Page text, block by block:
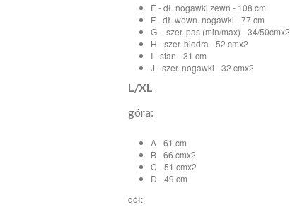
E - dł. nogawki zewn - 108 cm
F - dł. wewn. nogawki - 77 cm
G - szer. pas (min/max) - 34/50cmx2
H - szer. biodra - 52 cmx2
I - stan - 31 cm
J - szer. nogawki - 32 cmx2
L/XL
góra:
A - 61 cm
B - 66 cmx2
C - 51 cmx2
D - 49 cm
dół: